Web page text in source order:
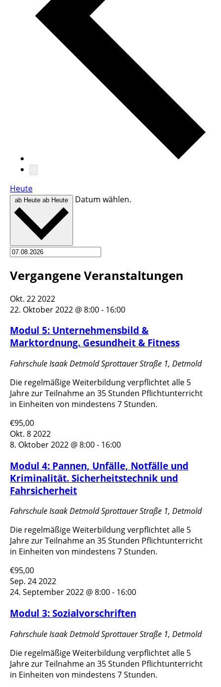
Heute
ab Heute ab Heute Datum wählen.
Vergangene Veranstaltungen
Okt. 222022
22. Oktober 2022 @ 8:00- 16:00
Modul 5: Unternehmensbild &
Marktordnung. Gesundheit & Fitness
Fahrschule Isaak DetmoldSprottauer Straße 1, Detmold
Die regelmäßige Weiterbildung verpflichtet alle 5
Jahre zur Teilnahme an 35 Stunden Pflichtunterricht
in Einheiten von mindestens 7 Stunden.
€95,00
Okt. 82022
8. Oktober 2022 @ 8:00- 16:00
Modul 4: Pannen, Unfälle, Notfälle und
Kriminalität. Sicherheitstechnik und
Fahrsicherheit
Fahrschule Isaak DetmoldSprottauer Straße 1, Detmold
Die regelmäßige Weiterbildung verpflichtet alle 5
Jahre zur Teilnahme an 35 Stunden Pflichtunterricht
in Einheiten von mindestens 7 Stunden.
€95,00
Sep. 242022
24. September 2022 @ 8:00- 16:00
Modul 3: Sozialvorschriften
Fahrschule Isaak DetmoldSprottauer Straße 1, Detmold
Die regelmäßige Weiterbildung verpflichtet alle 5
Jahre zur Teilnahme an 35 Stunden Pflichtunterricht
in Einheiten von mindestens 7 Stunden.